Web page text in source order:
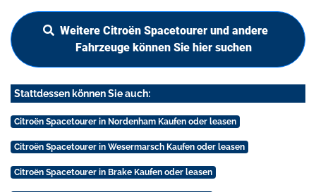
Weitere Citroën Spacetourer und andere
Fahrzeuge können Sie hier suchen
Stattdessen können Sie auch:
Citroën Spacetourer in Nordenham Kaufen oder leasen
Citroën Spacetourer in Wesermarsch Kaufen oder leasen
Citroën Spacetourer in Brake Kaufen oder leasen